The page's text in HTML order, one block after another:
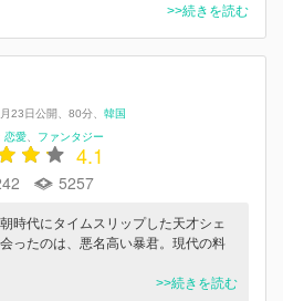
>>続きを読む
23日公開 80分
韓国
恋愛 ファンタジー
4.1
5257
時代にタイムスリップした天才シェ
ったのは、悪名高い暴君。現代の料
>>続きを読む